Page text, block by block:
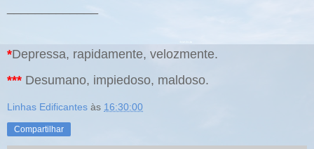
*Depressa, rapidamente, velozmente.
*** Desumano, impiedoso, maldoso.
Linhas Edificantes às 16:30:00
Compartilhar